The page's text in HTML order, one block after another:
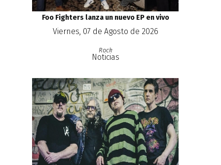
Foo Fighters lanza un nuevo EP en vivo
Viernes, 07 de Agosto de 2026
Rock
Noticias